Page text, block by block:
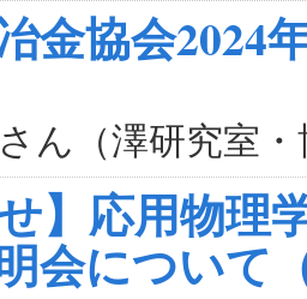
金協会
ん（澤研究室・
せ】応用物
会について